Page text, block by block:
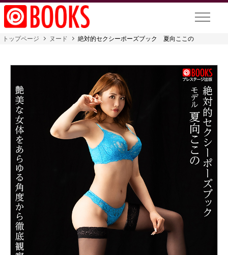
トップページ ヌード 絶対的セクシーポーズブック 夏向ここの